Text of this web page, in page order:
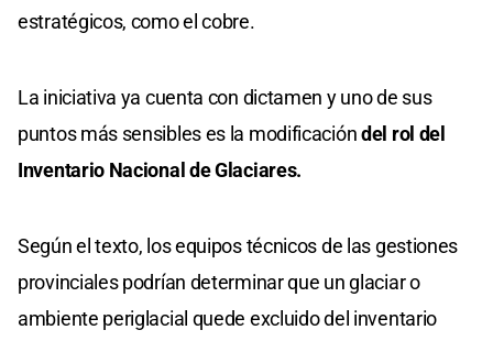
estratégicos, como el cobre.
La iniciativa ya cuenta con dictamen y uno de sus
puntos más sensibles es la modificacióndel rol del
Inventario Nacional de Glaciares.
Según el texto, los equipos técnicos de las gestiones
provinciales podrían determinar que un glaciar o
ambiente periglacial quede excluido del inventario